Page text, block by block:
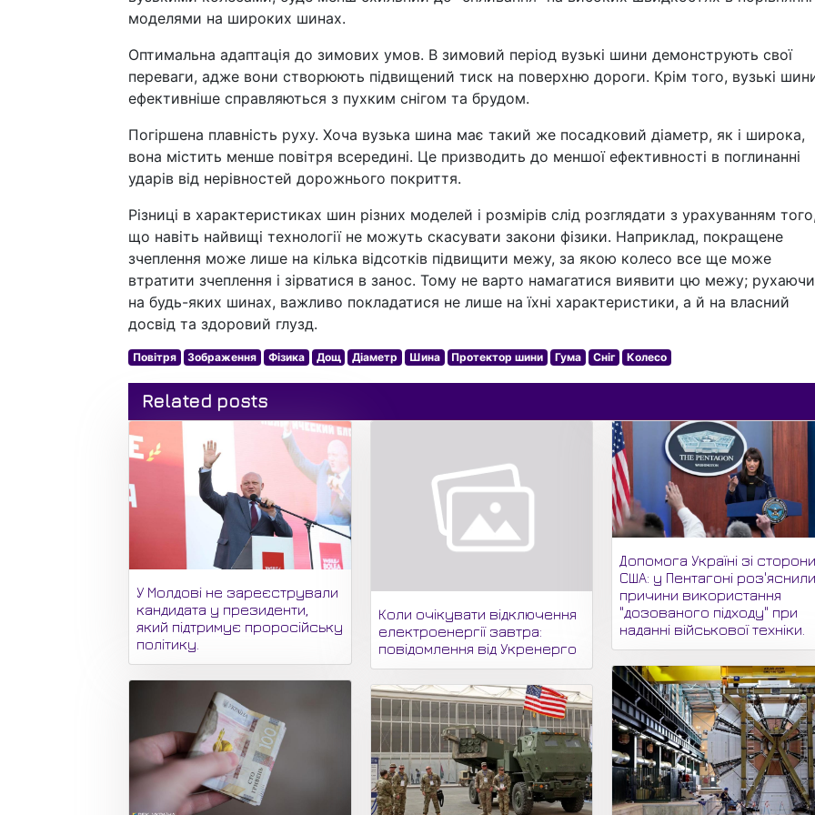
моделями на широких шинах.
Оптимальна адаптація до зимових умов. В зимовий період вузькі шини демонструють свої
переваги, адже вони створюють підвищений тиск на поверхню дороги. Крім того, вузькі
ефективніше справляються з пухким снігом та брудом.
Погіршена плавність руху. Хоча вузька шина має такий же посадковий діаметр, як і широка,
вона містить менше повітря всередині. Це призводить до меншої ефективності в поглинанні
ударів від нерівностей дорожнього покриття.
Різниці в характеристиках шин різних моделей і розмірів слід розглядати з урахуванням
що навіть найвищі технології не можуть скасувати закони фізики. Наприклад, покращене
зчеплення може лише на кілька відсотків підвищити межу, за якою колесо все ще може
втратити зчеплення і зірватися в занос. Тому не варто намагатися виявити цю межу;
на будь-яких шинах, важливо покладатися не лише на їхні характеристики, а й на власний
досвід та здоровий глузд.
Повітря Зображення Фізика Дощ Діаметр Шина Протектор шини Гума Сніг Колесо
Related posts
У Молдові не зареєстрували
кандидата у президенти,
який підтримує проросійську
політику.
Коли очікувати відключення
електроенергії завтра:
повідомлення від Укренерго
Допомога Україні зі
США: у Пентагоні
причини використання
"дозованого підходу" при
наданні військової техніки.